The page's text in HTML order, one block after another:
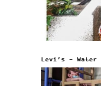
Levi’s –